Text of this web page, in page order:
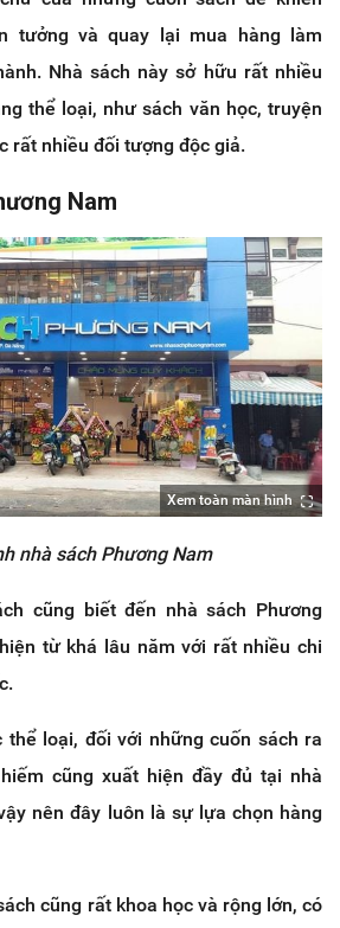
tưởng và quay lại mua hàng làm
Nhà sách này sở hữu rất nhiều
thể loại, như sách văn học, truyện
rất nhiều đối tượng độc giả.
Nam
Xem toàn màn hình
nhà sách Phương Nam
cũng biết đến nhà sách Phương
từ khá lâu năm với rất nhiều chi
thể loại, đối với những cuốn sách ra
cũng xuất hiện đầy đủ tại nhà
nên đây luôn là sự lựa chọn hàng
cũng rất khoa học và rộng lớn, có